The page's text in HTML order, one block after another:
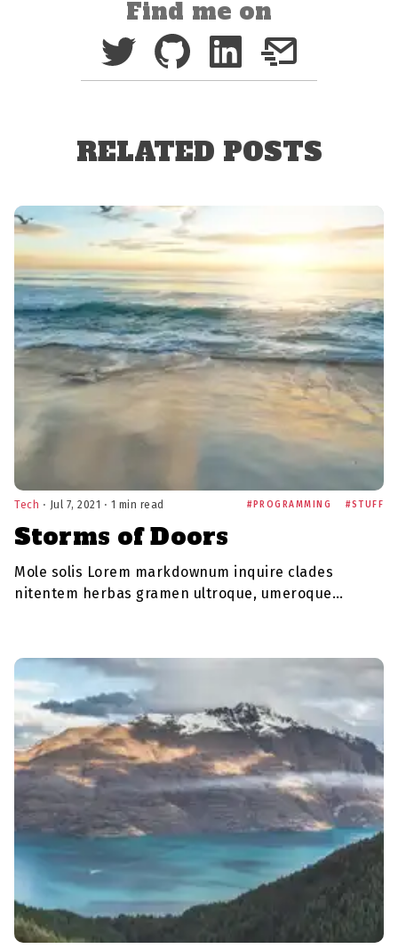
Find me on
RELATED POSTS
Tech ⋅ Jul 7, 2021 ⋅ 1 min read PROGRAMMING STUFF
Storms of Doors
Mole solis Lorem markdownum inquire clades
nitentem herbas gramen ultroque, umeroque